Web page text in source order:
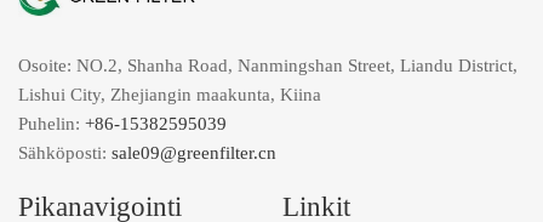
Osoite: NO.2, Shanha Road, Nanmingshan Street, Liandu District,
Lishui City, Zhejiangin maakunta, Kiina
Puhelin: +86-15382595039
Sähköposti: sale09@greenfilter.cn
Pikanavigointi Linkit